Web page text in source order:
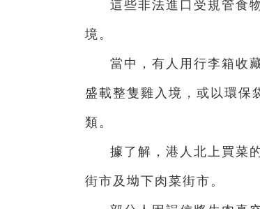
這些非法進口受規管食
境。
當中，有人用行李箱收
盛載整隻雞入境，或以環保
類。
據了解，港人北上買菜
街市及坳下肉菜街市。